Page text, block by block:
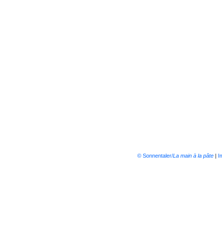
© Sonnentaler/La main à la pâte|